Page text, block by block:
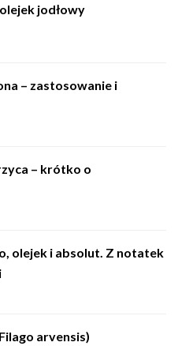
jodłowy
– zastosowanie i
– krótko o
olejek i absolut. Z notatek
arvensis)